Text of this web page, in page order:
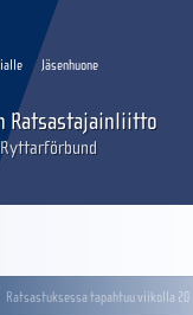
Jäsenhuone
Ratsastajainliitto
Ratsastuksessa tapahtuu viikolla 20